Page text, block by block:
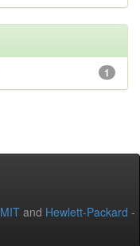
1
MIT and Hewlett-Packard -